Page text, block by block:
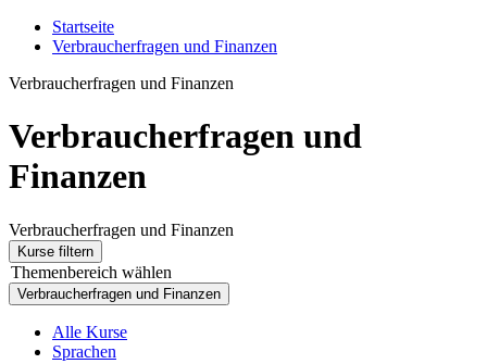
Startseite
Verbraucherfragen und Finanzen
Verbraucherfragen und Finanzen
Verbraucherfragen und
Finanzen
Verbraucherfragen und Finanzen
Kurse filtern
Themenbereich wählen
Verbraucherfragen und Finanzen
Alle Kurse
Sprachen